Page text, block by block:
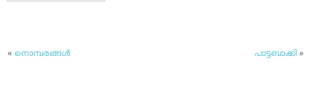
« നൊമ്പരങ്ങള്‍ പാട്ടബാക്കി»